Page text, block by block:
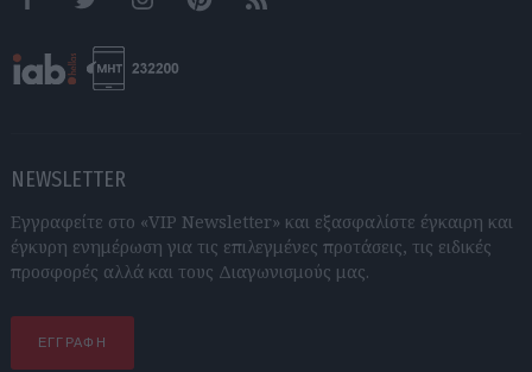
FacebookTwitter InstagramPinterestRSS feeds
NEWSLETTER
Εγγραφείτε στο «VIP Newsletter» και εξασφαλίστε έγκαιρη και
έγκυρη ενημέρωση για τις επιλεγμένες προτάσεις, τις ειδικές
προσφορές αλλά και τους Διαγωνισμούς μας.
ΕΓΓΡΑΦΗ